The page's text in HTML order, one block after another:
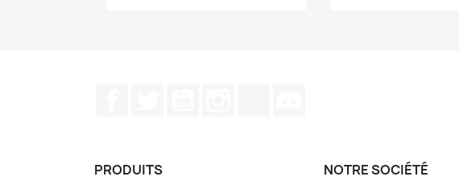
PRODUITS NOTRE SOCIÉTÉ